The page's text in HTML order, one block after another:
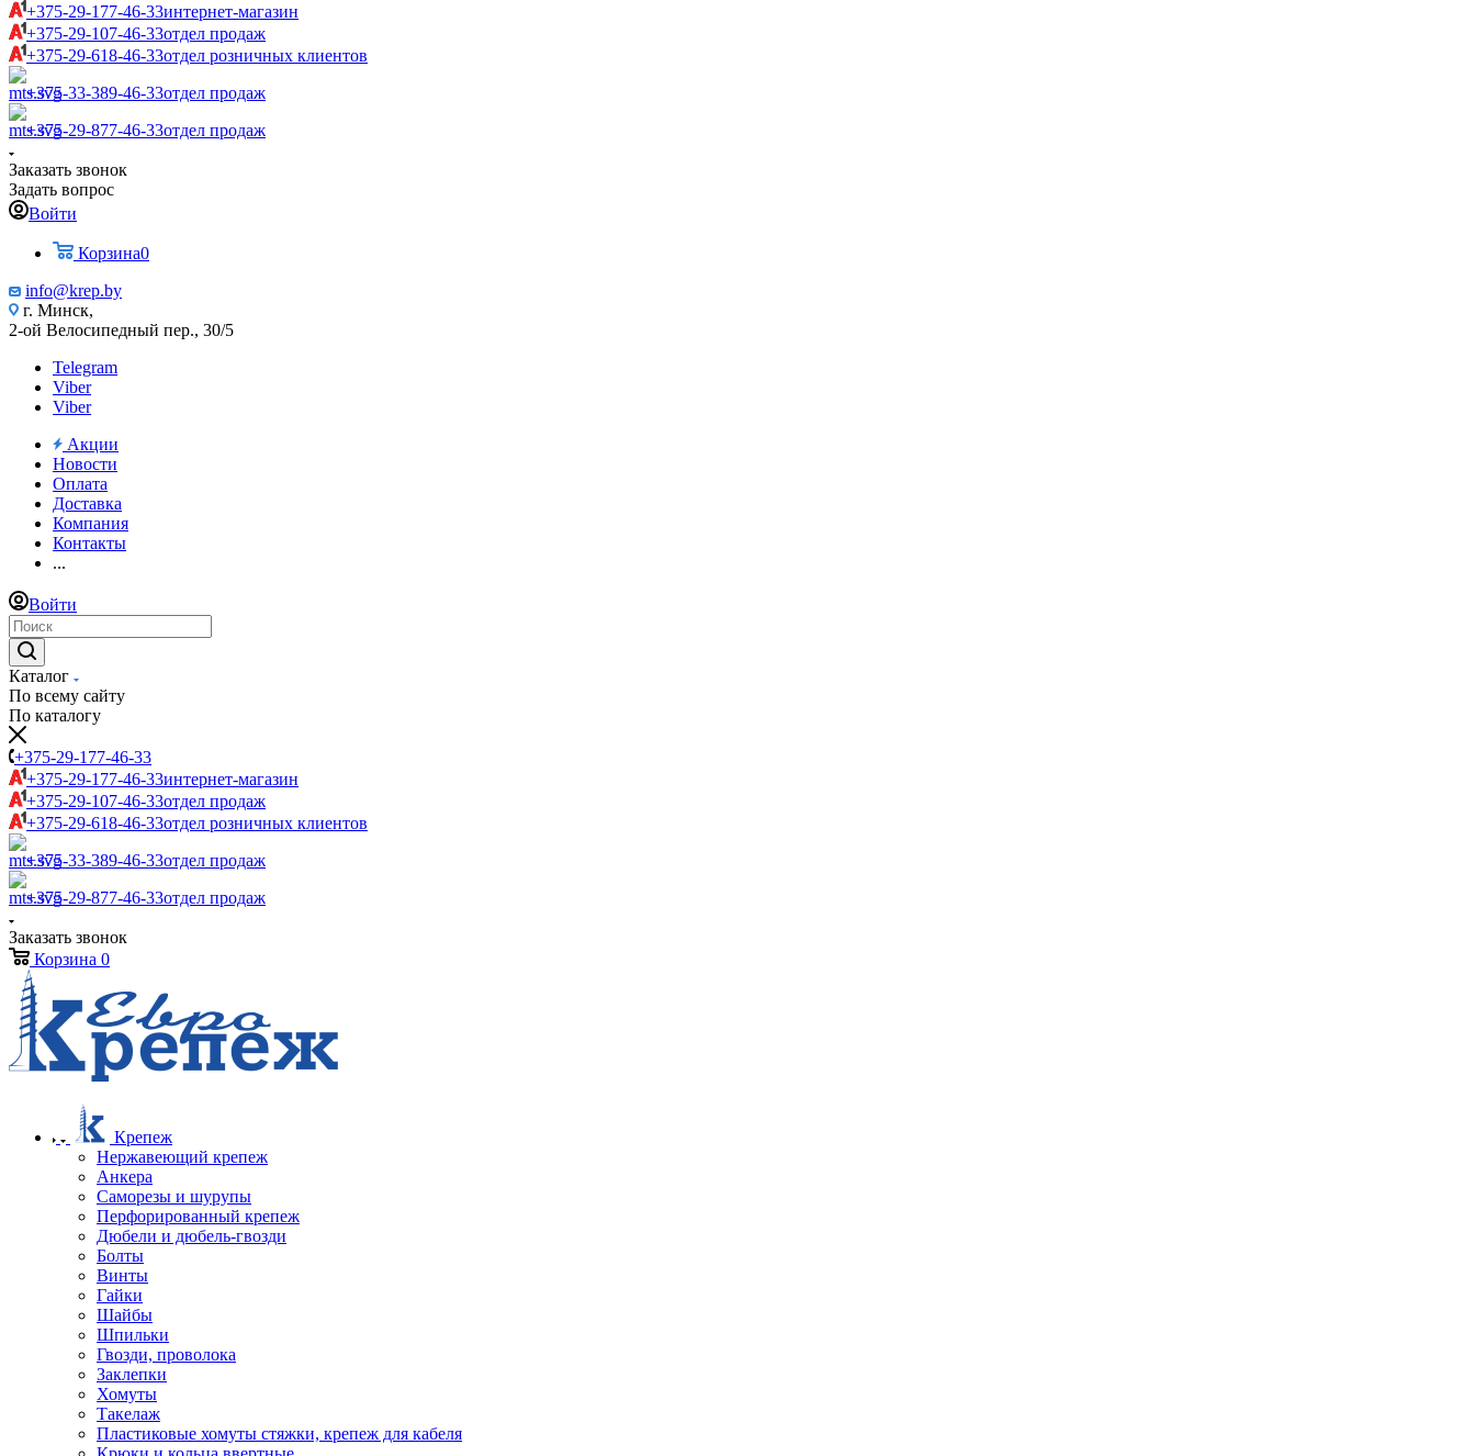
+375-29-177-46-33интернет-магазин
+375-29-107-46-33отдел продаж
+375-29-618-46-33отдел розничных клиентов
+375-33-389-46-33отдел продаж
+375-29-877-46-33отдел продаж
Заказать звонок
Задать вопрос
Войти
Корзина0
info@krep.by
г. Минск,
2-ой Велосипедный пер., 30/5
Telegram
Viber
Viber
Акции
Новости
Оплата
Доставка
Компания
Контакты
...
Войти
Каталог
По всему сайту
По каталогу
+375-29-177-46-33
+375-29-177-46-33интернет-магазин
+375-29-107-46-33отдел продаж
+375-29-618-46-33отдел розничных клиентов
+375-33-389-46-33отдел продаж
+375-29-877-46-33отдел продаж
Заказать звонок
Корзина 0
Крепеж
Нержавеющий крепеж
Анкера
Саморезы и шурупы
Перфорированный крепеж
Дюбели и дюбель-гвозди
Болты
Винты
Гайки
Шайбы
Шпильки
Гвозди, проволока
Заклепки
Хомуты
Такелаж
Пластиковые хомуты стяжки, крепеж для кабеля